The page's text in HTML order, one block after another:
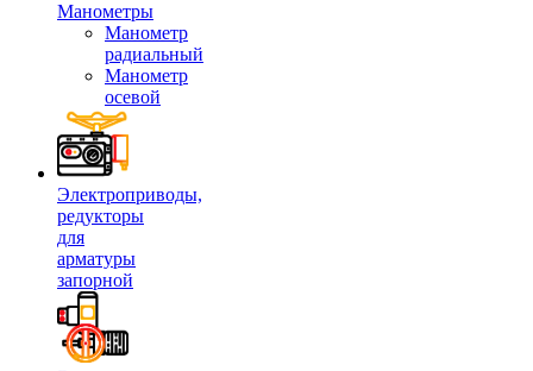
Манометры
Манометр
радиальный
Манометр
осевой
Электроприводы,
редукторы
для
арматуры
запорной